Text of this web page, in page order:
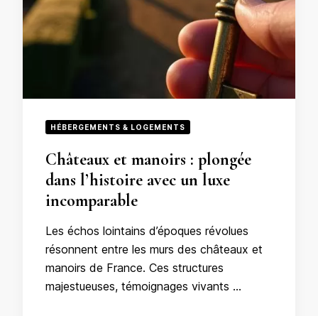
HÉBERGEMENTS & LOGEMENTS
Châteaux et manoirs : plongée
dans l’histoire avec un luxe
incomparable
Les échos lointains d’époques révolues
résonnent entre les murs des châteaux et
manoirs de France. Ces structures
majestueuses, témoignages vivants …